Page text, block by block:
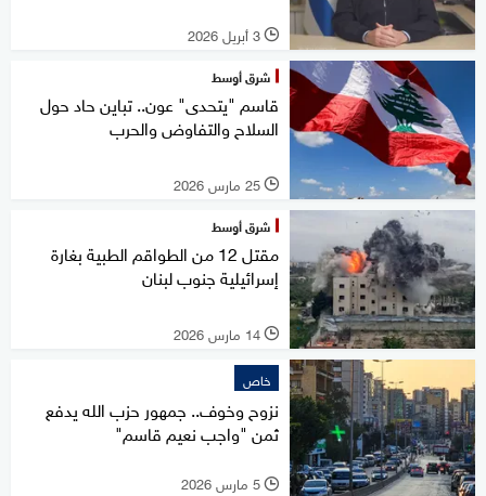
l 3 أبريل 2026
شرق أوسط
قاسم "يتحدى" عون.. تباين حاد حول
السلاح والتفاوض والحرب
l 25 مارس 2026
شرق أوسط
مقتل 12 من الطواقم الطبية بغارة
إسرائيلية جنوب لبنان
l 14 مارس 2026
خاص
نزوح وخوف.. جمهور حزب الله يدفع
ثمن "واجب نعيم قاسم"
l 5 مارس 2026